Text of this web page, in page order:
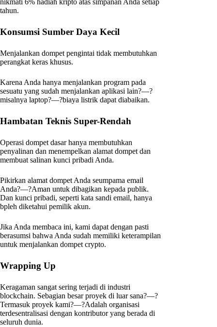
nikmati 6% hadiah kripto atas simpanan Anda setiap
tahun.
Konsumsi Sumber Daya Kecil
Menjalankan dompet pengintai tidak membutuhkan
perangkat keras khusus.
Karena Anda hanya menjalankan program pada
sesuatu yang sudah menjalankan aplikasi lain?—?
misalnya laptop?—?biaya listrik dapat diabaikan.
Hambatan Teknis Super-Rendah
Operasi dompet dasar hanya membutuhkan
penyalinan dan menempelkan alamat dompet dan
membuat salinan kunci pribadi Anda.
Pikirkan alamat dompet Anda seumpama email
Anda?—?Aman untuk dibagikan kepada publik.
Dan kunci pribadi, seperti kata sandi email, hanya
bpleh diketahui pemilik akun.
Jika Anda membaca ini, kami dapat dengan pasti
berasumsi bahwa Anda sudah memiliki keterampilan
untuk menjalankan dompet crypto.
Wrapping Up
Keragaman sangat sering terjadi di industri
blockchain. Sebagian besar proyek di luar sana?—?
Termasuk proyek kami?—?Adalah organisasi
terdesentralisasi dengan kontributor yang berada di
seluruh dunia.